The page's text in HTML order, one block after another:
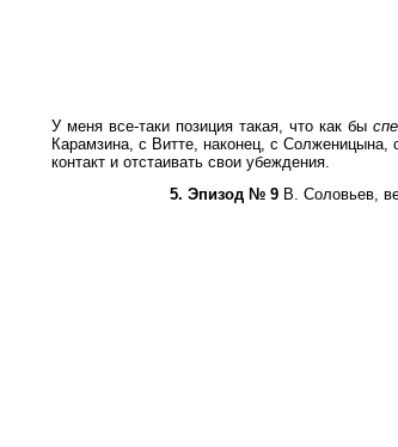
У меня все-таки позиция такая, что как бы
Карамзина, с Витте, наконец, с
контакт и отстаивать свои убеждения.
5. Эпизод № 9 В. Соловьев,